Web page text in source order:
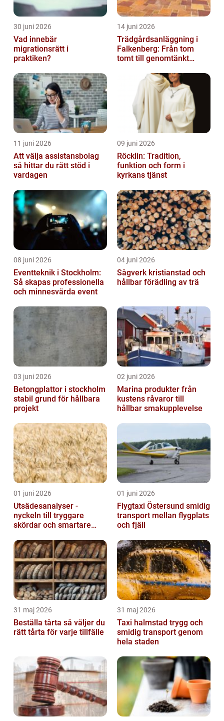
30 juni 2026
Vad innebär
migrationsrätt i
praktiken?
14 juni 2026
Trädgårdsanläggning i
Falkenberg: Från tom
tomt till genomtänkt
11 juni 2026
Att välja assistansbolag
så hittar du rätt stöd i
vardagen
09 juni 2026
Röcklin: Tradition,
funktion och form i
kyrkans tjänst
08 juni 2026
Eventteknik i Stockholm:
Så skapas professionella
och minnesvärda event
04 juni 2026
Sågverk kristianstad och
hållbar förädling av trä
03 juni 2026
Betongplattor i stockholm
stabil grund för hållbara
projekt
02 juni 2026
Marina produkter från
kustens råvaror till
hållbar smakupplevelse
01 juni 2026
Utsädesanalyser -
nyckeln till tryggare
skördar och smartare
01 juni 2026
Flygtaxi Östersund smidig
transport mellan flygplats
och fjäll
31 maj 2026
Beställa tårta så väljer du
rätt tårta för varje tillfälle
31 maj 2026
Taxi halmstad trygg och
smidig transport genom
hela staden